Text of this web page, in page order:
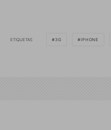
ETIQUETAS 3G IPHONE